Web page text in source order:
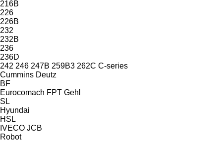
216B
226
226B
232
232B
236
236D
242 246 247B 259B3 262C C-series
Cummins Deutz
BF
Eurocomach FPT Gehl
SL
Hyundai
HSL
IVECO JCB
Robot